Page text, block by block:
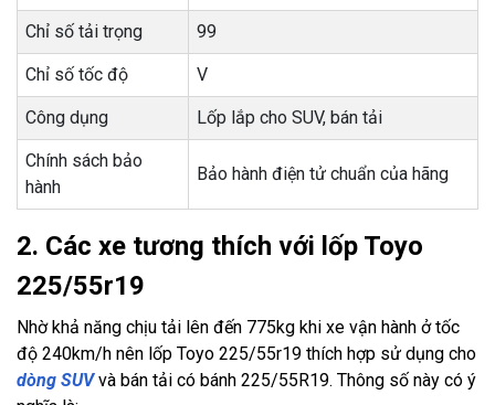
Chỉ số tải trọng 99
Chỉ số tốc độ V
Công dụng Lốp lắp cho SUV, bán tải
Chính sách bảo
hành
Bảo hành điện tử chuẩn của hãng
2. Các xe tương thích với lốp Toyo
225/55r19
Nhờ khả năng chịu tải lên đến 775kg khi xe vận hành ở tốc
độ 240km/h nên lốp Toyo 225/55r19 thích hợp sử dụng cho
dòng SUVvà bán tải có bánh 225/55R19. Thông số này có ý